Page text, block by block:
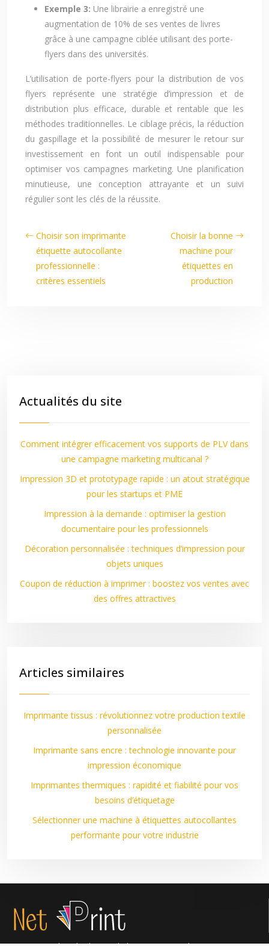
Exemple 3: Une librairie a enregistré une
augmentation de 10% de ses ventes de livres
grâce à une campagne ciblée utilisant des porte-
flyers dans des universités.
L’utilisation de porte-flyers pour la distribution de vos
flyers représente une stratégie d’impression et de
distribution plus efficace, durable et rentable que les
méthodes traditionnelles. Le ciblage précis, la réduction
du gaspillage et la possibilité de mesurer le retour sur
investissement en font un outil indispensable pour
optimiser vos campagnes marketing. Une planification
minutieuse, une conception attrayante et un suivi
régulier sont les clés de la réussite.
Choisir son imprimante
étiquette autocollante
professionnelle :
critères essentiels
Choisir la bonne
machine pour
étiquettes en
production
Actualités du site
Comment intégrer efficacement vos supports de PLV dans
une campagne marketing multicanal ?
Impression 3D et prototypage rapide : un atout stratégique
pour les startups et PME
Impression à la demande : optimiser la gestion
documentaire pour les professionnels
Décoration personnalisée : techniques d’impression pour
objets uniques
Coupon de réduction à imprimer : boostez vos ventes avec
des offres attractives
Articles similaires
Imprimante tissus : révolutionnez votre production textile
personnalisée
Imprimante sans encre : technologie innovante pour
impression économique
Imprimantes thermiques : rapidité et fiabilité pour vos
besoins d’étiquetage
Sélectionner une machine à étiquettes autocollantes
performante pour votre industrie